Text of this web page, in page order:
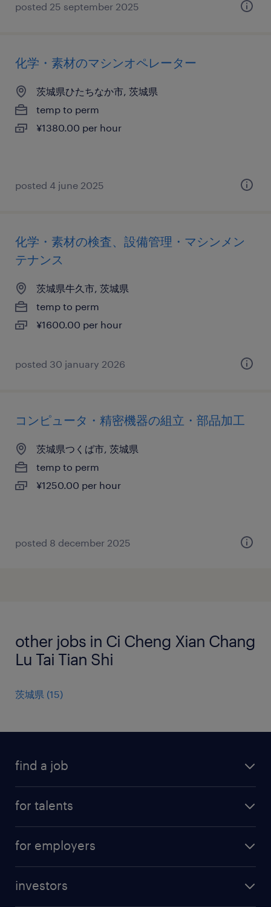
posted 25 september 2025
化学・素材のマシンオペレーター
茨城県ひたちなか市, 茨城県
temp to perm
¥1380.00 per hour
posted 4 june 2025
化学・素材の検査、設備管理・マシンメン
テナンス
茨城県牛久市, 茨城県
temp to perm
¥1600.00 per hour
posted 30 january 2026
コンピュータ・精密機器の組立・部品加工
茨城県つくば市, 茨城県
temp to perm
¥1250.00 per hour
posted 8 december 2025
other jobs in Ci Cheng Xian Chang
Lu Tai Tian Shi
茨城県 (15)
find a job
for talents
professional career
for employers
investors